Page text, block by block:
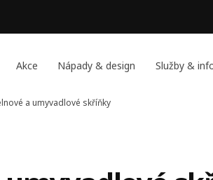
Akce Nápady & design Služby &
a umyvadlové skříňky